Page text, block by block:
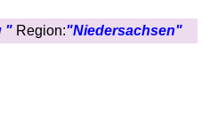
" Region:"Niedersachsen"